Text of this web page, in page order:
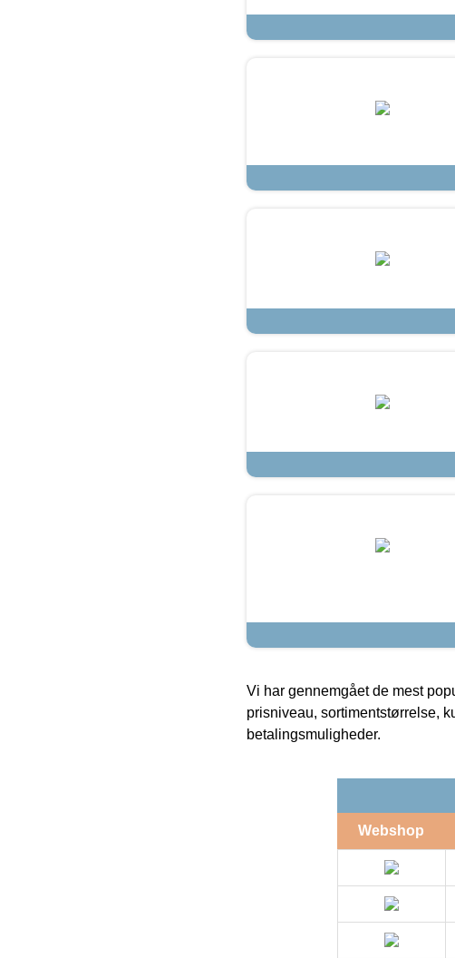
Vi har gennemgået de mest
prisniveau, sortimentstørrelse,
betalingsmuligheder.
Webshop